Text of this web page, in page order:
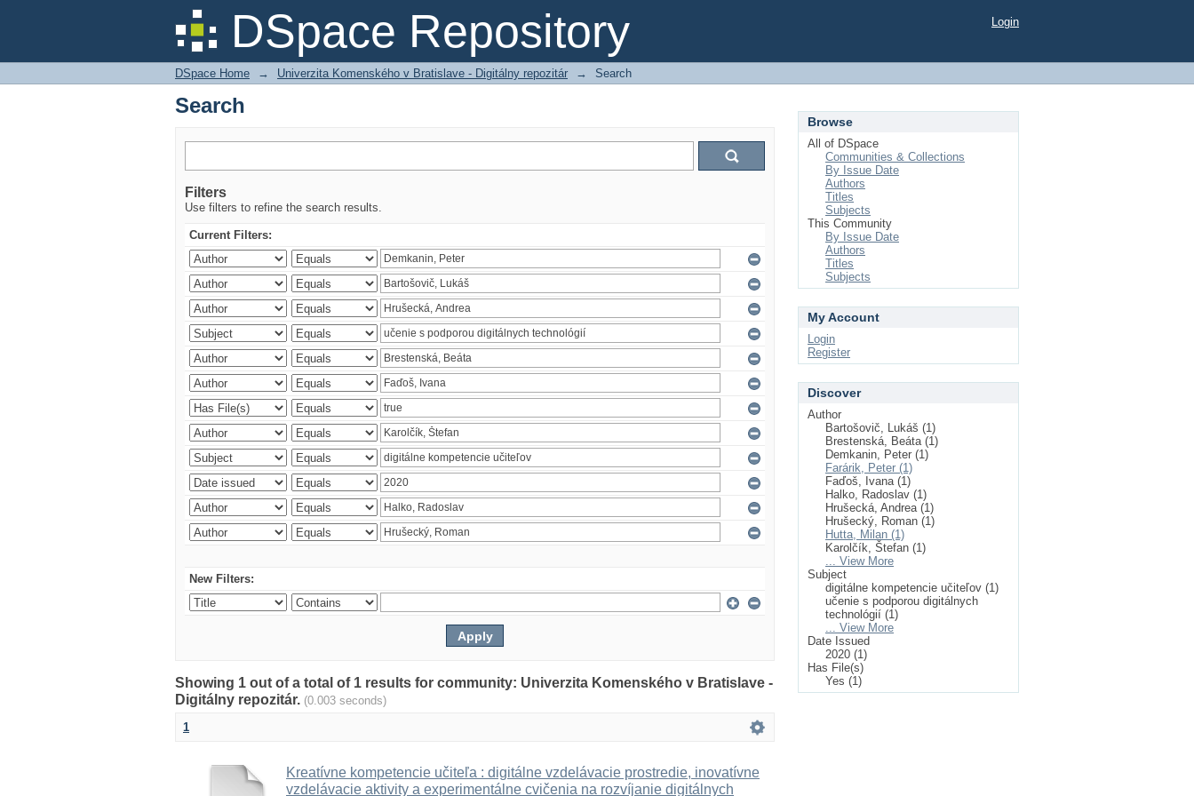
DSpace Repository
Search Login
DSpace Home → Univerzita Komenského v Bratislave - Digitálny repozitár → Search
Search
Filters
Use filters to refine the search results.
Current Filters:
New Filters:
Showing 1 out of a total of 1 results for community: Univerzita Komenského v Bratislave -
Digitálny repozitár. (0.003 seconds)
1
Kreatívne kompetencie učiteľa : digitálne vzdelávacie prostredie, inovatívne
vzdelávacie aktivity a experimentálne cvičenia na rozvíjanie digitálnych
Browse
All of DSpace
Communities & Collections
By Issue Date
Authors
Titles
Subjects
This Community
By Issue Date
Authors
Titles
Subjects
My Account
Login
Register
Discover
Author
Bartošovič, Lukáš (1)
Brestenská, Beáta (1)
Demkanin, Peter (1)
Farárik, Peter (1)
Faďoš, Ivana (1)
Halko, Radoslav (1)
Hrušecká, Andrea (1)
Hrušecký, Roman (1)
Hutta, Milan (1)
Karolčík, Štefan (1)
... View More
Subject
digitálne kompetencie učiteľov (1)
učenie s podporou digitálnych
technológií (1)
... View More
Date Issued
2020 (1)
Has File(s)
Yes (1)